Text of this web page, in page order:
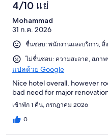
4/10 แย่
Mohammad
31 ก.ค. 2026
ชื่นชอบ: พนักงานและบริการ, สิ่
ไม่ชื่นชอบ: ความสะอาด, สภา
แปลด้วย Google
Nice hotel overall, however
bad need for major
เข้าพัก 1 คืน, กรกฎาคม 2026
0